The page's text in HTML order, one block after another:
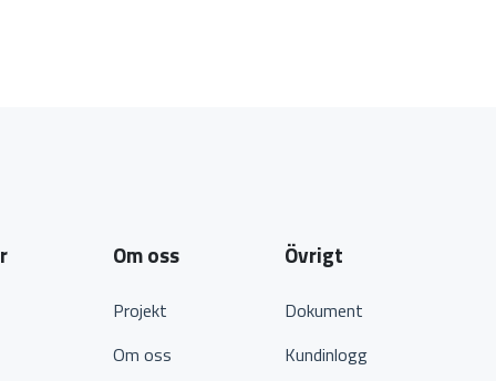
Om oss
Projekt
Om oss
Övrigt
Dokument
Kundinlogg